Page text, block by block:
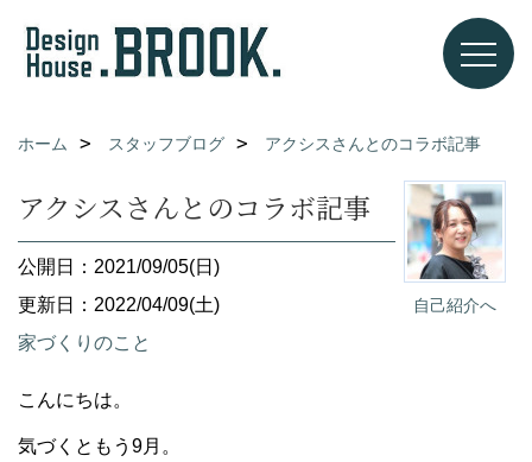
ホーム スタッフブログ アクシスさんとのコラボ記事
自己紹介へ
アクシスさんとのコラボ記事
公開日：2021/09/05(日)
更新日：2022/04/09(土)
家づくりのこと
こんにちは。
気づくともう9月。